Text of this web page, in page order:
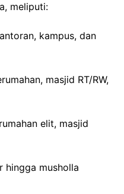
meliputi:
kampus, dan
masjid RT/RW,
elit, masjid
hingga musholla